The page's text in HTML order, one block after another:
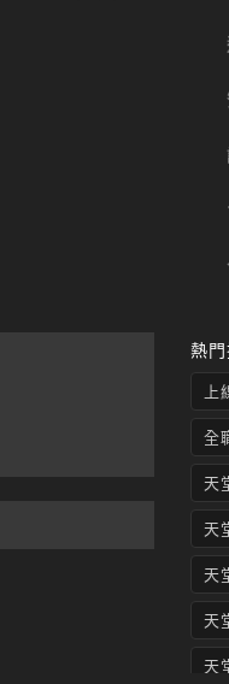
熱
上
全
天
天
天
天
天